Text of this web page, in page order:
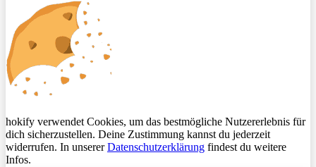
hokify verwendet Cookies, um das bestmögliche Nutzererlebnis für
dich sicherzustellen. Deine Zustimmung kannst du jederzeit
widerrufen. In unsererDatenschutzerklärung findest du weitere
Infos.